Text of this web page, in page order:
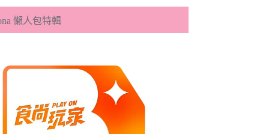
懶人包特輯